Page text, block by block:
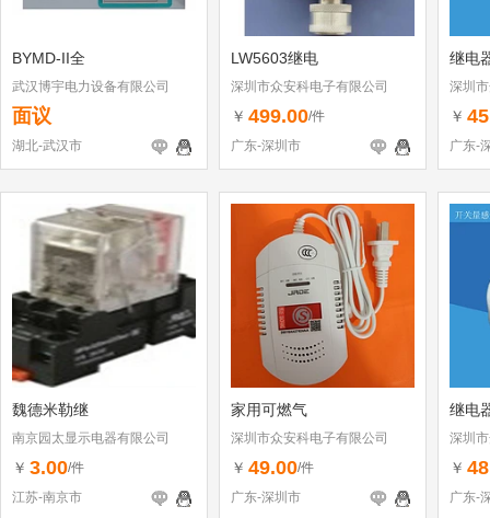
BYMD-II全
武汉博宇电力设备有限公司
面议
湖北-武汉市
LW5603继电
深圳市众安科电子有限公司
￥ 499.00/件
广东-深圳市
继电
深圳
￥
广东-
魏德米勒继
南京园太显示电器有限公司
￥ 3.00/件
江苏-南京市
家用可燃气
深圳市众安科电子有限公司
￥ 49.00/件
广东-深圳市
继电
深圳
￥
广东-